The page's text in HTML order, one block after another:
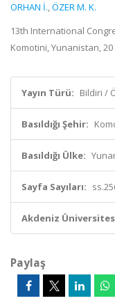
ORHAN İ.,ÖZER M. K.
13th International
Komotini, Yunanistan, 20
Yayın Türü: Bildiri /
Basıldığı Şehir:
Basıldığı Ülke:
Sayfa Sayıları:
Akdeniz
Paylaş